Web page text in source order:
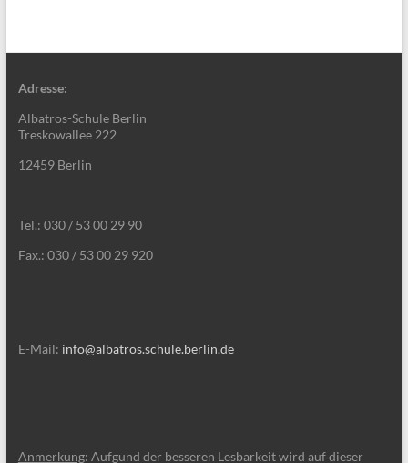
Adresse:
Albatros-Schule Berlin
Treskowallee 222
12459 Berlin
Tel.: 030 / 53 00 29 90
Fax.: 030 / 53 00 29 920
E-Mail: info@albatros.schule.berlin.de
Anmerkung: Aufgund der besseren Lesbarkeit wird auf dieser